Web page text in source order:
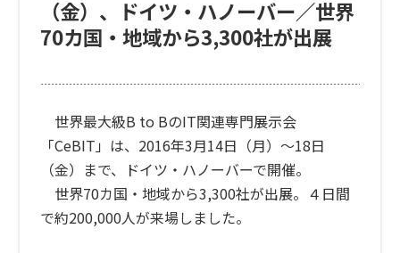
（金）、ドイツ・ハノーバー／世界
70カ国・地域から3,300社が出展
世界最大級B to BのIT関連専門展示会
「CeBIT」は、2016年3月14日（月）〜18日
（金）まで、ドイツ・ハノーバーで開催。
世界70カ国・地域から3,300社が出展。４日間
で約200,000人が来場しました。